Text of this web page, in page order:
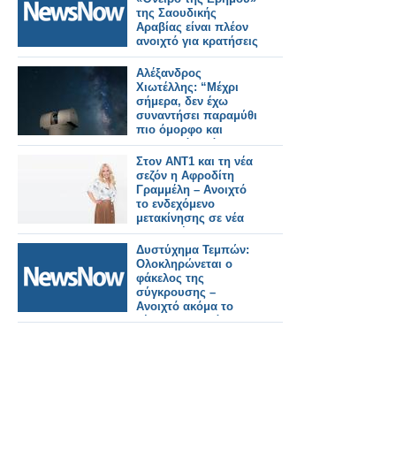
της Σαουδικής
Αραβίας είναι πλέον
ανοιχτό για κρατήσεις
Αλέξανδρος
Χιωτέλλης: “Μέχρι
σήμερα, δεν έχω
συναντήσει παραμύθι
πιο όμορφο και
μαγευτικό από το
ανοιχτό βιβλίο του
Σύμπαντος”
Στον ΑΝΤ1 και τη νέα
σεζόν η Αφροδίτη
Γραμμέλη – Ανοιχτό
το ενδεχόμενο
μετακίνησης σε νέα
εκπομπή
Δυστύχημα Τεμπών:
Ολοκληρώνεται ο
φάκελος της
σύγκρουσης –
Ανοιχτό ακόμα το
θέμα της φωτιάς